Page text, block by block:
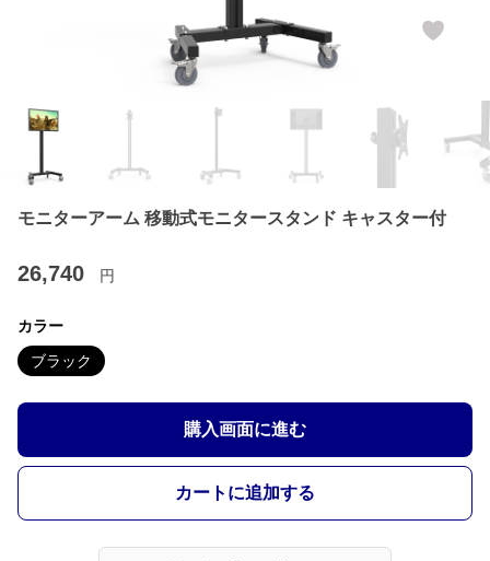
モニターアーム 移動式モニタースタンド キャスター付
26,740 円
カラー
ブラック
購入画面に進む
カートに追加する